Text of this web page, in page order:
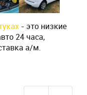
- это низкие
24 часа,
а/м.